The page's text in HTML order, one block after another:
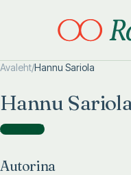
Avaleht/Hannu Sariola
Hannu
Autorina )
Autorina